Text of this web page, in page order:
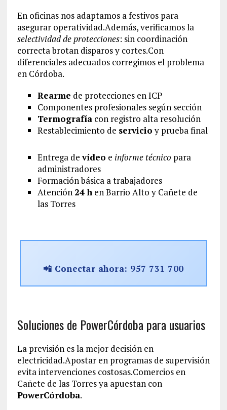
En oficinas nos adaptamos a festivos para
asegurar operatividad.Además, verificamos la
selectividad de protecciones: sin coordinación
correcta brotan disparos y cortes.Con
diferenciales adecuados corregimos el problema
en Córdoba.
Rearme de protecciones en ICP
Componentes profesionales según sección
Termografíacon registro alta resolución
Restablecimiento de servicioy prueba final
Entrega devídeo e informe técnico para
administradores
Formación básica a trabajadores
Atención 24 h en Barrio Alto y Cañete de
las Torres
📲 Conectar ahora: 957 731 700
Soluciones de PowerCórdoba para usuarios
La previsión es la mejor decisión en
electricidad.Apostar en programas de supervisión
evita intervenciones costosas.Comercios en
Cañete de las Torres ya apuestan con
PowerCórdoba.